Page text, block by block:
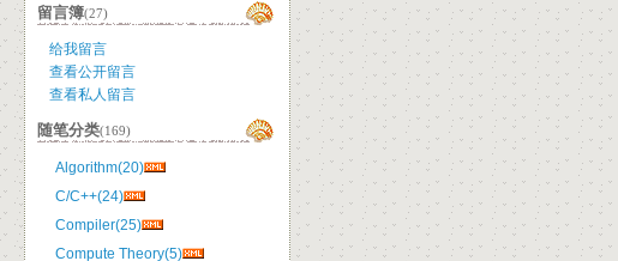
留言簿(27)
给我留言
查看公开留言
查看私人留言
随笔分类(169)
Algorithm(20)
C/C++(24)
Compiler(25)
Compute Theory(5)